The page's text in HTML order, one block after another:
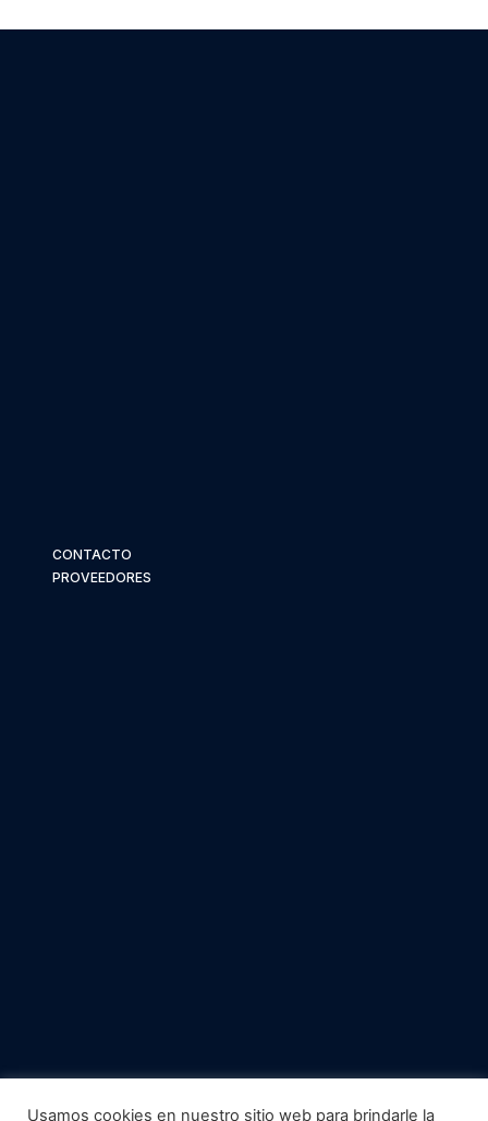
CONTACTO
PROVEEDORES
Usamos cookies en nuestro sitio web para brindarle la